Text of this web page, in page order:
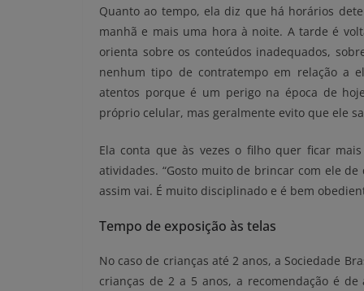
Quanto ao tempo, ela diz que há horários
manhã e mais uma hora à noite. A tarde é
orienta sobre os conteúdos inadequados,
nenhum tipo de contratempo em relação a
atentos porque é um perigo na época de hoje
próprio celular, mas geralmente evito que ele
Ela conta que às vezes o filho quer ficar
atividades. “Gosto muito de brincar com ele
assim vai. É muito disciplinado e é bem
Tempo de exposição às telas
No caso de crianças até 2 anos, a Sociedade
crianças de 2 a 5 anos, a recomendação é